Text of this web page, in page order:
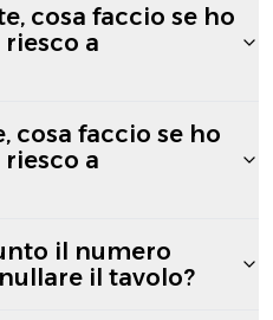
cosa faccio se ho
a
cosa faccio se ho
a
il numero
il tavolo?